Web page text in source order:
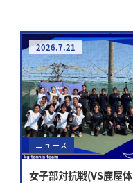
2026.7.21
ニュース
女子部対抗戦(VS鹿屋体